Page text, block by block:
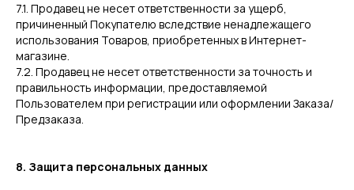
7.1. Продавец не несет ответственности за ущерб,
причиненный Покупателю вследствие ненадлежащего
использования Товаров, приобретенных в Интернет-
магазине.
7.2. Продавец не несет ответственности за точность и
правильность информации, предоставляемой
Пользователем при регистрации или оформлении Заказа/
Предзаказа.
8. Защита персональных данных